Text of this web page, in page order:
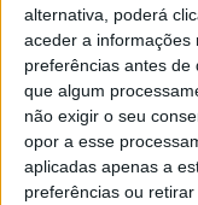
alternativa, poderá
aceder a informações
preferências antes de
que algum
não exigir o seu
opor a esse
aplicadas apenas a
preferências ou
Esta e outras
FM ou em